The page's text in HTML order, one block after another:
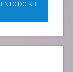
DO KIT